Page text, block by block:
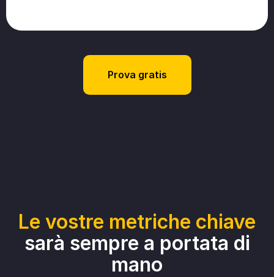
Prova gratis
Le vostre metriche chiave
sarà sempre a portata di
mano